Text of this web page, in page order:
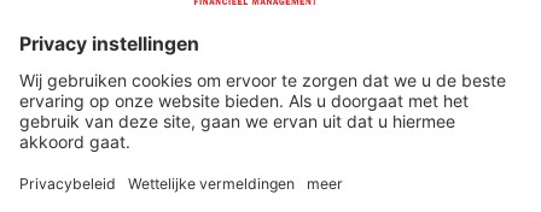
Werken bij ons
Privacy Statement
Algemene Voorwaarden